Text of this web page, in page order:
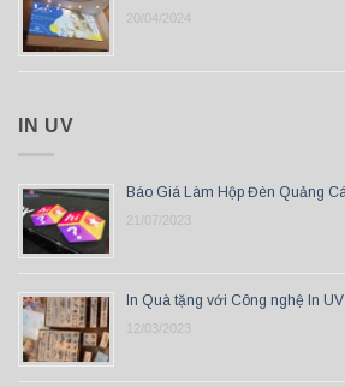
20/04/2024
IN UV
Báo Giá Làm Hộp Đèn Quảng
21/07/2023
In Quà tặng với Công nghệ In
12/03/2023